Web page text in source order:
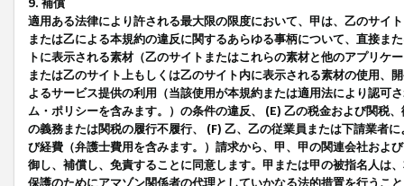
9. 補償
適用ある法律により許される最大限の限度において、甲は、乙のサイ
または乙による本規約の違反に関するあらゆる事柄について、直接ま
トに表示される素材（乙のサイトまたはこれらの素材と他のアプリ
または乙のサイト上もしくは乙のサイト内に表示される素材の使用、
よるサービス提供の利用（当該使用が本規約または適用法により認可
ム・ポリシーを含みます。）の条件の違反、 (E) 乙の税金および関税
の義務または関税の履行不履行、 (F) 乙、乙の従業員または下請業者
び経費（弁護士費用を含みます。）請求から、甲、甲の関連会社およ
御し、補償し、免責することに同意します。甲または甲の被指名人は
保護のためにアマゾン関係者の代理としていかなる法的措置を行うこ